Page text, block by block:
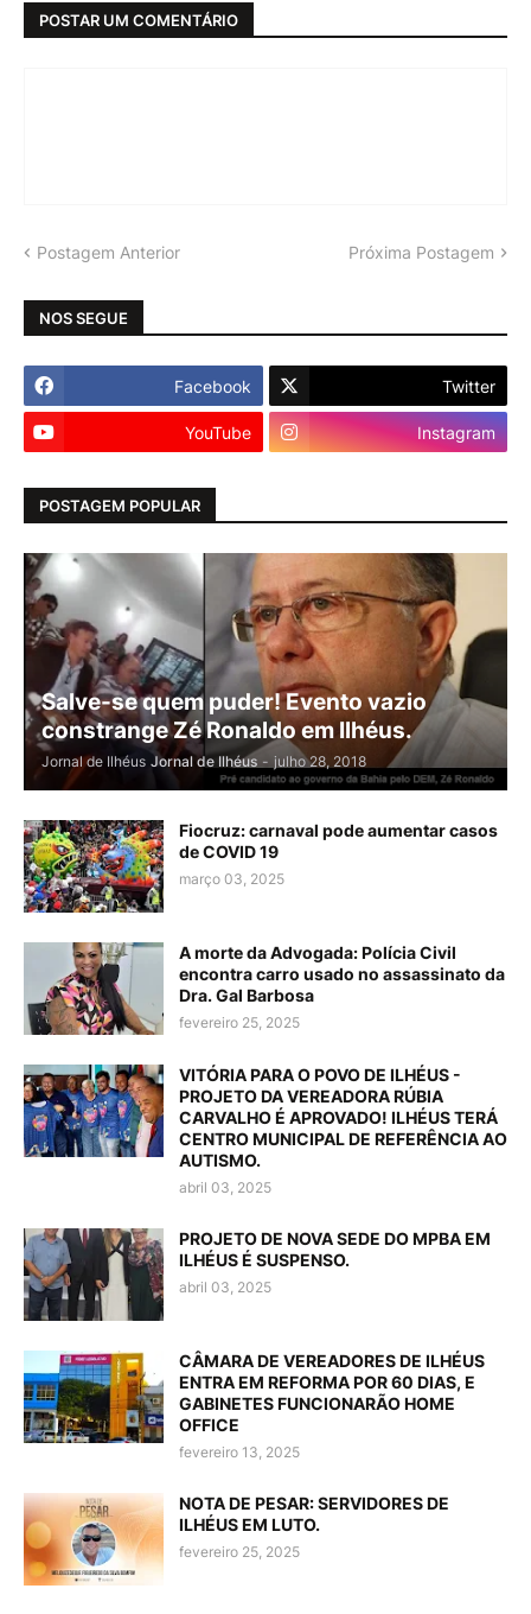
POSTAR UM COMENTÁRIO
Postagem Anterior Próxima Postagem
NOS SEGUE
Facebook Twitter
YouTube Instagram
POSTAGEM POPULAR
Salve-se quem puder! Evento vazio
constrange Zé Ronaldo em Ilhéus.
Jornal de Ilhéus Jornal de Ilhéus - julho 28, 2018
Fiocruz: carnaval pode aumentar casos
de COVID 19
março 03, 2025
A morte da Advogada: Polícia Civil
encontra carro usado no assassinato da
Dra. Gal Barbosa
fevereiro 25, 2025
VITÓRIA PARA O POVO DE ILHÉUS -
PROJETO DA VEREADORA RÚBIA
CARVALHO É APROVADO! ILHÉUS TERÁ
CENTRO MUNICIPAL DE REFERÊNCIA AO
AUTISMO.
abril 03, 2025
PROJETO DE NOVA SEDE DO MPBA EM
ILHÉUS É SUSPENSO.
abril 03, 2025
CÂMARA DE VEREADORES DE ILHÉUS
ENTRA EM REFORMA POR 60 DIAS, E
GABINETES FUNCIONARÃO HOME
OFFICE
fevereiro 13, 2025
NOTA DE PESAR: SERVIDORES DE
ILHÉUS EM LUTO.
fevereiro 25, 2025